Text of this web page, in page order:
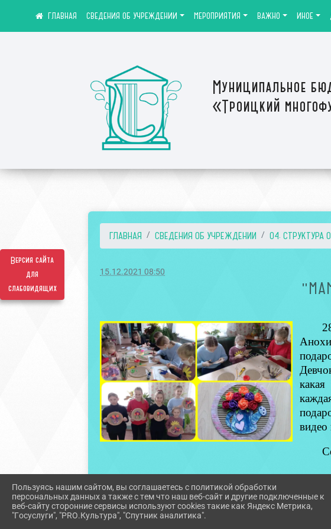
Версия сайта
для
слабовидящих
Муниципальное
«Троицкий
СВЕДЕНИЯ ОБ УЧРЕЖДЕНИИ МЕРОПРИЯТИЯ ВАЖНО ИНОЕ
ГЛАВНАЯ СВЕДЕНИЯ ОБ УЧРЕЖДЕНИИ 04. СТРУКТУРА
15.12.2021 08:50
видео
Пользуясь нашим сайтом, вы соглашаетесь с политикой обработки
персональных данных а также с тем что наш веб-сайт и другие подключенные к
веб-сайту сторонние сервисы используют cookies такие как Яндекс Метрика,
"Госуслуги", "PRO.Культура", "Спутник аналитика".